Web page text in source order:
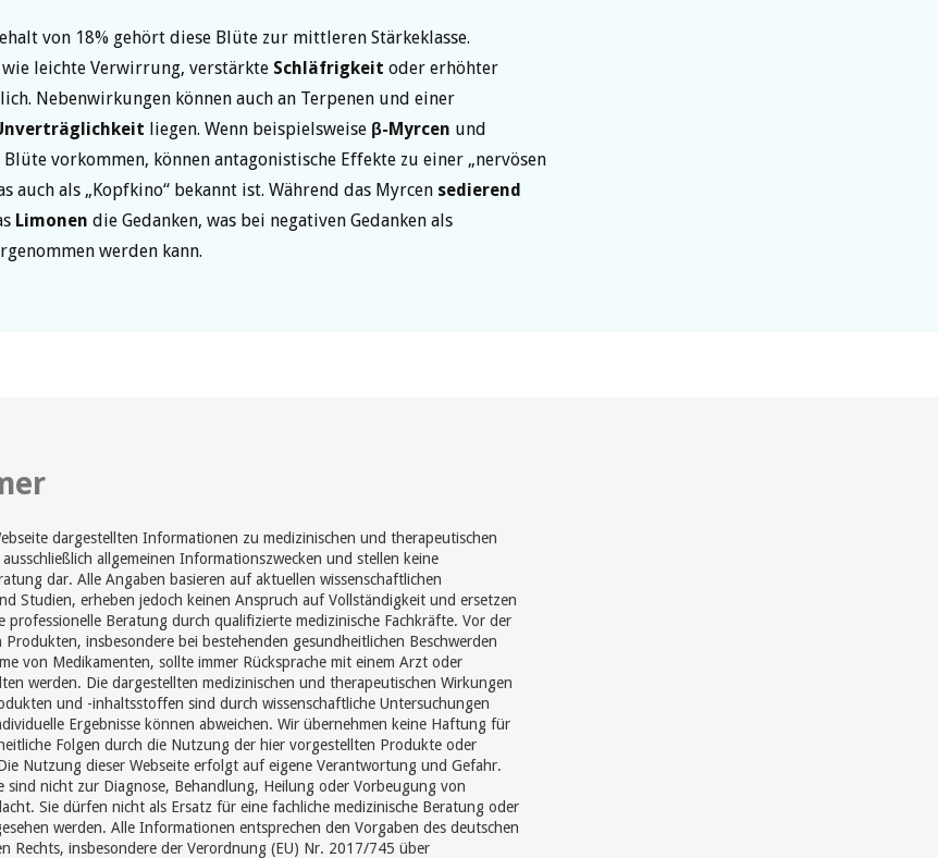
von 18% gehört diese Blüte zur mittleren Stärkeklasse.
leichte Verwirrung, verstärkte Schläfrigkeit oder erhöhter
Nebenwirkungen können auch an Terpenen und einer
liegen. Wenn beispielsweise β-Myrcen und
vorkommen, können antagonistische Effekte zu einer „nervösen
auch als „Kopfkino“ bekannt ist. Während das Myrcen sedierend
Limonen die Gedanken, was bei negativen Gedanken als
werden kann.
dargestellten Informationen zu medizinischen und therapeutischen
allgemeinen Informationszwecken und stellen keine
dar. Alle Angaben basieren auf aktuellen wissenschaftlichen
Studien, erheben jedoch keinen Anspruch auf Vollständigkeit und ersetzen
professionelle Beratung durch qualifizierte medizinische Fachkräfte. Vor der
insbesondere bei bestehenden gesundheitlichen Beschwerden
von Medikamenten, sollte immer Rücksprache mit einem Arzt oder
werden. Die dargestellten medizinischen und therapeutischen Wirkungen
und -inhaltsstoffen sind durch wissenschaftliche Untersuchungen
Ergebnisse können abweichen. Wir übernehmen keine Haftung für
Folgen durch die Nutzung der hier vorgestellten Produkte oder
Nutzung dieser Webseite erfolgt auf eigene Verantwortung und Gefahr.
sind nicht zur Diagnose, Behandlung, Heilung oder Vorbeugung von
Sie dürfen nicht als Ersatz für eine fachliche medizinische Beratung oder
werden. Alle Informationen entsprechen den Vorgaben des deutschen
Rechts, insbesondere der Verordnung (EU) Nr. 2017/745 über